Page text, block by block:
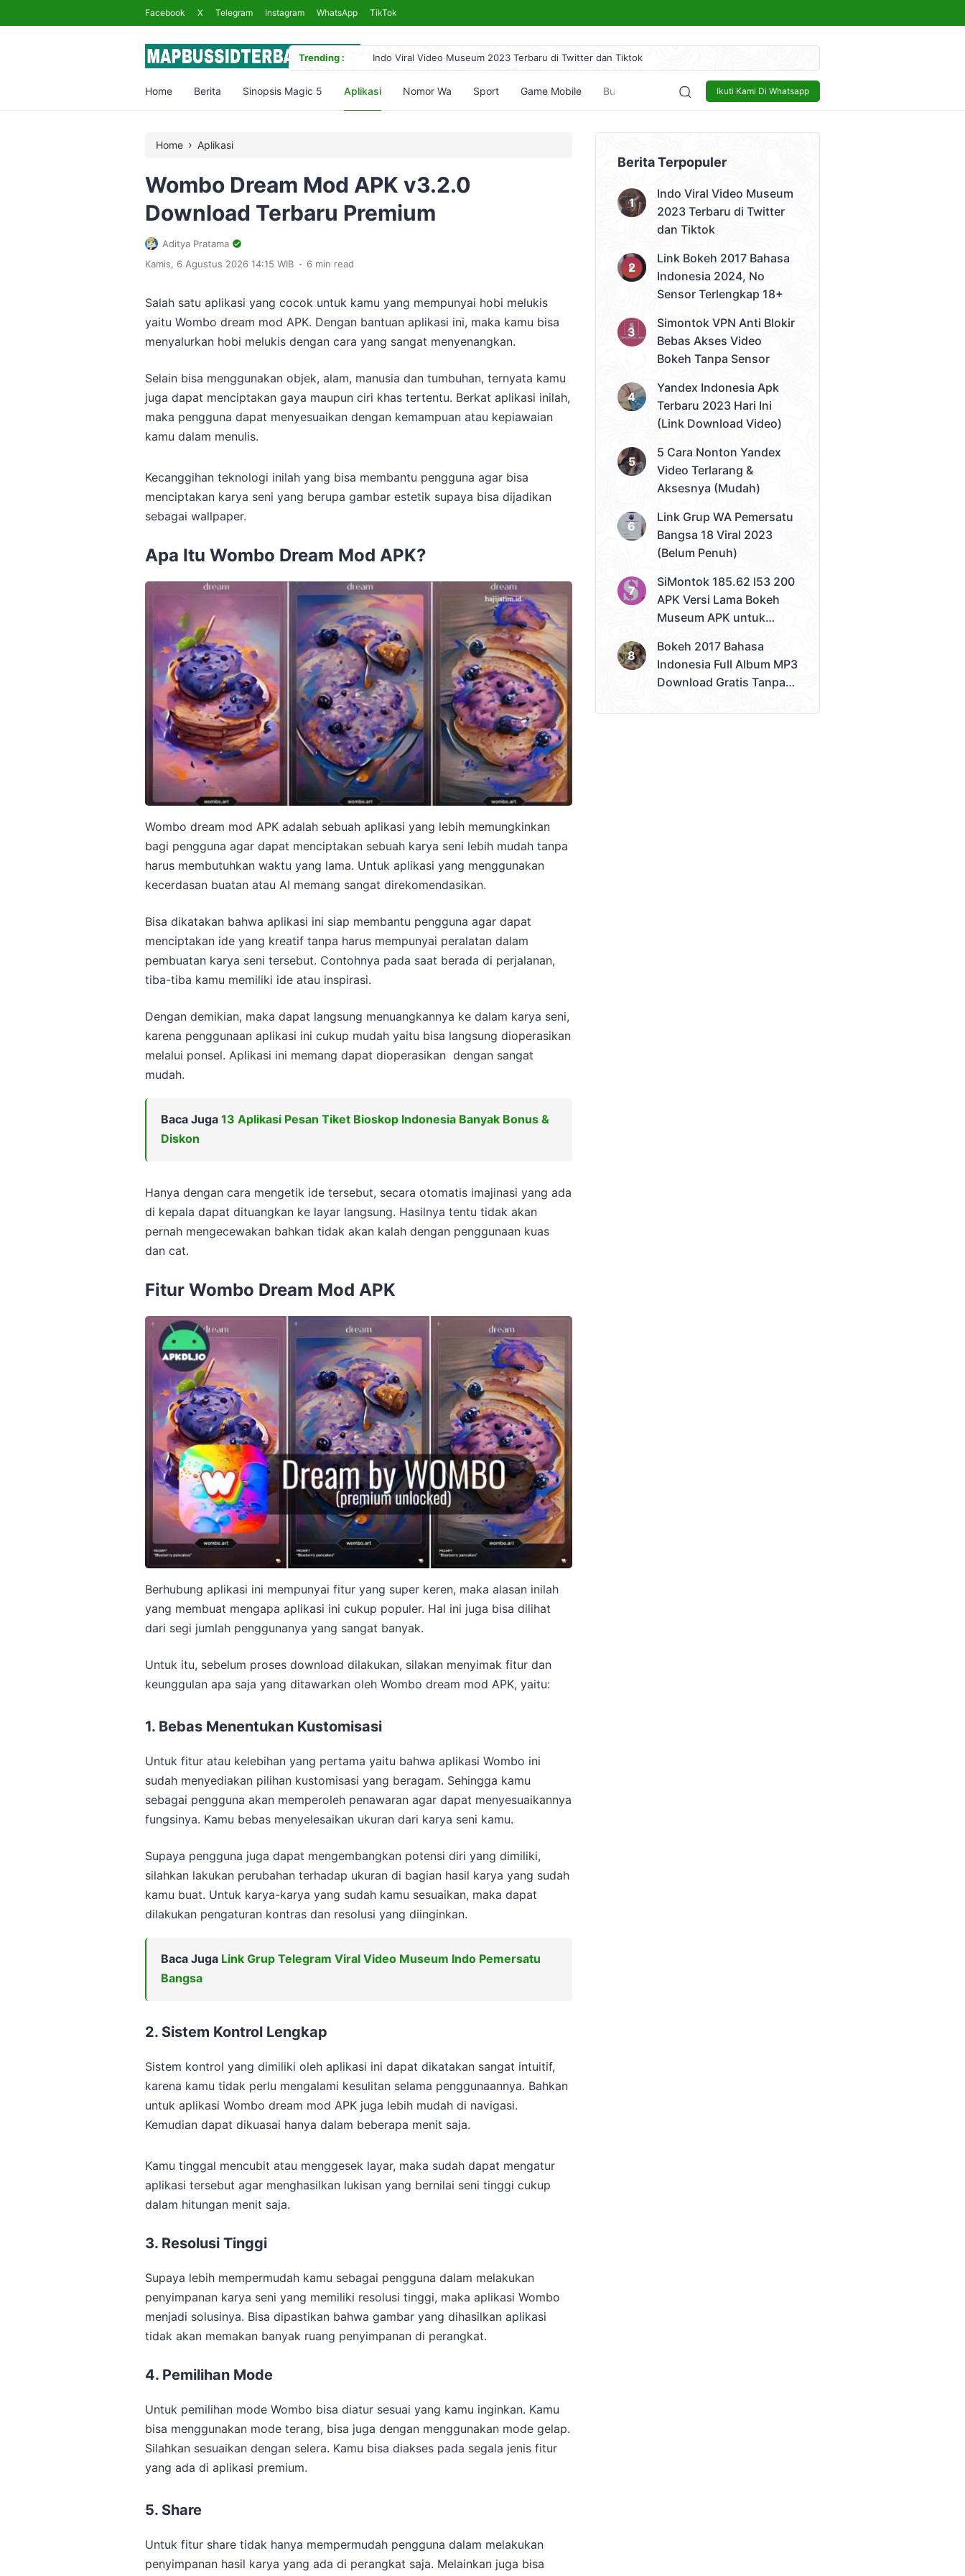
Facebook X Telegram Instagram WhatsApp TikTok
Trending :
Indo Viral Video Museum 2023 Terbaru di Twitter dan Tiktok
Link Bokeh 2017 Bahasa Indonesia 2024, No Sensor Terlengkap 18+
Simontok VPN Anti Blokir Bebas Akses Video Bokeh Tanpa Sensor
Ikuti Kami Di Whatsapp
Home Berita Sinopsis Magic 5 Aplikasi Nomor Wa Sport Game Mobile Bussid Bisnis Lowongan Kerja Tech and Gadget
Home › Aplikasi
Wombo Dream Mod APK v3.2.0
Download Terbaru Premium
Aditya Pratama
Kamis, 6 Agustus 2026 14:15 WIB . 6 min read
Salah satu aplikasi yang cocok untuk kamu yang mempunyai hobi melukis
yaitu Wombo dream mod APK. Dengan bantuan aplikasi ini, maka kamu bisa
menyalurkan hobi melukis dengan cara yang sangat menyenangkan.
Selain bisa menggunakan objek, alam, manusia dan tumbuhan, ternyata kamu
juga dapat menciptakan gaya maupun ciri khas tertentu. Berkat aplikasi inilah,
maka pengguna dapat menyesuaikan dengan kemampuan atau kepiawaian
kamu dalam menulis.
Kecanggihan teknologi inilah yang bisa membantu pengguna agar bisa
menciptakan karya seni yang berupa gambar estetik supaya bisa dijadikan
sebagai wallpaper.
Apa Itu Wombo Dream Mod APK?
Wombo dream mod APK adalah sebuah aplikasi yang lebih memungkinkan
bagi pengguna agar dapat menciptakan sebuah karya seni lebih mudah tanpa
harus membutuhkan waktu yang lama. Untuk aplikasi yang menggunakan
kecerdasan buatan atau AI memang sangat direkomendasikan.
Bisa dikatakan bahwa aplikasi ini siap membantu pengguna agar dapat
menciptakan ide yang kreatif tanpa harus mempunyai peralatan dalam
pembuatan karya seni tersebut. Contohnya pada saat berada di perjalanan,
tiba-tiba kamu memiliki ide atau inspirasi.
Dengan demikian, maka dapat langsung menuangkannya ke dalam karya seni,
karena penggunaan aplikasi ini cukup mudah yaitu bisa langsung dioperasikan
melalui ponsel. Aplikasi ini memang dapat dioperasikan dengan sangat
mudah.
Baca Juga 13 Aplikasi Pesan Tiket Bioskop Indonesia Banyak Bonus &
Diskon
Hanya dengan cara mengetik ide tersebut, secara otomatis imajinasi yang ada
di kepala dapat dituangkan ke layar langsung. Hasilnya tentu tidak akan
pernah mengecewakan bahkan tidak akan kalah dengan penggunaan kuas
dan cat.
Fitur Wombo Dream Mod APK
Berhubung aplikasi ini mempunyai fitur yang super keren, maka alasan inilah
yang membuat mengapa aplikasi ini cukup populer. Hal ini juga bisa dilihat
dari segi jumlah penggunanya yang sangat banyak.
Untuk itu, sebelum proses download dilakukan, silakan menyimak fitur dan
keunggulan apa saja yang ditawarkan oleh Wombo dream mod APK, yaitu:
1. Bebas Menentukan Kustomisasi
Untuk fitur atau kelebihan yang pertama yaitu bahwa aplikasi Wombo ini
sudah menyediakan pilihan kustomisasi yang beragam. Sehingga kamu
sebagai pengguna akan memperoleh penawaran agar dapat menyesuaikannya
fungsinya. Kamu bebas menyelesaikan ukuran dari karya seni kamu.
Supaya pengguna juga dapat mengembangkan potensi diri yang dimiliki,
silahkan lakukan perubahan terhadap ukuran di bagian hasil karya yang sudah
kamu buat. Untuk karya-karya yang sudah kamu sesuaikan, maka dapat
dilakukan pengaturan kontras dan resolusi yang diinginkan.
Baca Juga Link Grup Telegram Viral Video Museum Indo Pemersatu
Bangsa
2. Sistem Kontrol Lengkap
Sistem kontrol yang dimiliki oleh aplikasi ini dapat dikatakan sangat intuitif,
karena kamu tidak perlu mengalami kesulitan selama penggunaannya. Bahkan
untuk aplikasi Wombo dream mod APK juga lebih mudah di navigasi.
Kemudian dapat dikuasai hanya dalam beberapa menit saja.
Kamu tinggal mencubit atau menggesek layar, maka sudah dapat mengatur
aplikasi tersebut agar menghasilkan lukisan yang bernilai seni tinggi cukup
dalam hitungan menit saja.
3. Resolusi Tinggi
Supaya lebih mempermudah kamu sebagai pengguna dalam melakukan
penyimpanan karya seni yang memiliki resolusi tinggi, maka aplikasi Wombo
menjadi solusinya. Bisa dipastikan bahwa gambar yang dihasilkan aplikasi
tidak akan memakan banyak ruang penyimpanan di perangkat.
4. Pemilihan Mode
Untuk pemilihan mode Wombo bisa diatur sesuai yang kamu inginkan. Kamu
bisa menggunakan mode terang, bisa juga dengan menggunakan mode gelap.
Silahkan sesuaikan dengan selera. Kamu bisa diakses pada segala jenis fitur
yang ada di aplikasi premium.
5. Share
Untuk fitur share tidak hanya mempermudah pengguna dalam melakukan
penyimpanan hasil karya yang ada di perangkat saja. Melainkan juga bisa
Berita Terpopuler
Indo Viral Video Museum
2023 Terbaru di Twitter
dan Tiktok
Link Bokeh 2017 Bahasa
Indonesia 2024, No
Sensor Terlengkap 18+
Simontok VPN Anti Blokir
Bebas Akses Video
Bokeh Tanpa Sensor
Yandex Indonesia Apk
Terbaru 2023 Hari Ini
(Link Download Video)
5 Cara Nonton Yandex
Video Terlarang &
Aksesnya (Mudah)
Link Grup WA Pemersatu
Bangsa 18 Viral 2023
(Belum Penuh)
SiMontok 185.62 l53 200
APK Versi Lama Bokeh
Museum APK untuk
Bokeh Tanpa Batas
Bokeh 2017 Bahasa
Indonesia Full Album MP3
Download Gratis Tanpa